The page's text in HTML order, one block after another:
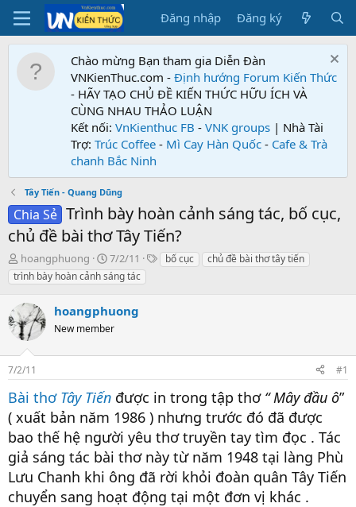
Đăng nhập Đăng ký
Chào mừng Bạn tham gia Diễn Đàn
VNKienThuc.com - Định hướng Forum Kiến Thức
- HÃY TẠO CHỦ ĐỀ KIẾN THỨC HỮU ÍCH VÀ
CÙNG NHAU THẢO LUẬN
Kết nối: VnKienthuc FB - VNK groups | Nhà Tài
Trợ: Trúc Coffee - Mì Cay Hàn Quốc - Cafe & Trà
chanh Bắc Ninh
Tây Tiến - Quang Dũng
Chia Sẻ Trình bày hoàn cảnh sáng tác, bố cục,
chủ đề bài thơ Tây Tiến?
T
h
r
e
a
d
s
t
a
t
e
hoangphuong
N
g
à
g
ử
7/2/11
Tbố cục
chủ đề bài thơ tây tiến
trình bày hoàn cảnh sáng tác
hoangphuong
New member
7/2/11 #1
Bài thơ Tây Tiến được in trong tập thơ “ Mây đầu ô”
( xuất bản năm 1986 ) nhưng trước đó đã được
bao thế hệ người yêu thơ truyền tay tìm đọc . Tác
giả sáng tác bài thơ này từ năm 1948 tại làng Phù
Lưu Chanh khi ông đã rời khỏi đoàn quân Tây Tiến
chuyển sang hoạt động tại một đơn vị khác .